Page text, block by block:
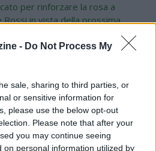
- Do Not Process My
sale, sharing to third parties, or
or sensitive information for
please use the below opt-out
Please note that after your
you may continue seeing
on personal information utilized by
per rinforzare la rosa a
in vista della prossima
Come raccontato, il club rossoblù
ad Hamed Traorè e
avanti per il giocatore dell'OM.
l’operazione entro la fine della
è vicino Havel, mentre
Dovbyk, altro nome valutato dal